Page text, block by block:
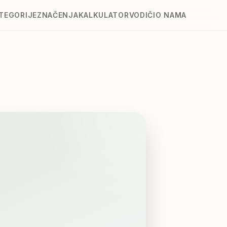
ZNAČENJAKALKULATORVODIČIO NAMA